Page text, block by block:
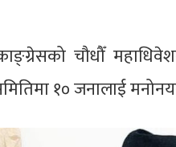
चौधौँ
१० जनालाई